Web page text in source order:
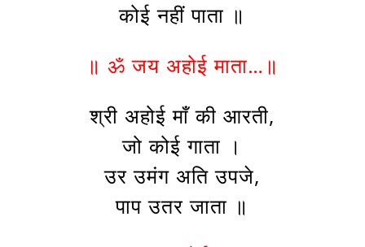
कोई नहीं पाता ॥
॥ ॐ जय अहोई माता…॥
श्री अहोई माँ की आरती,
जो कोई गाता ।
उर उमंग अति उपजे,
पाप उतर जाता ॥